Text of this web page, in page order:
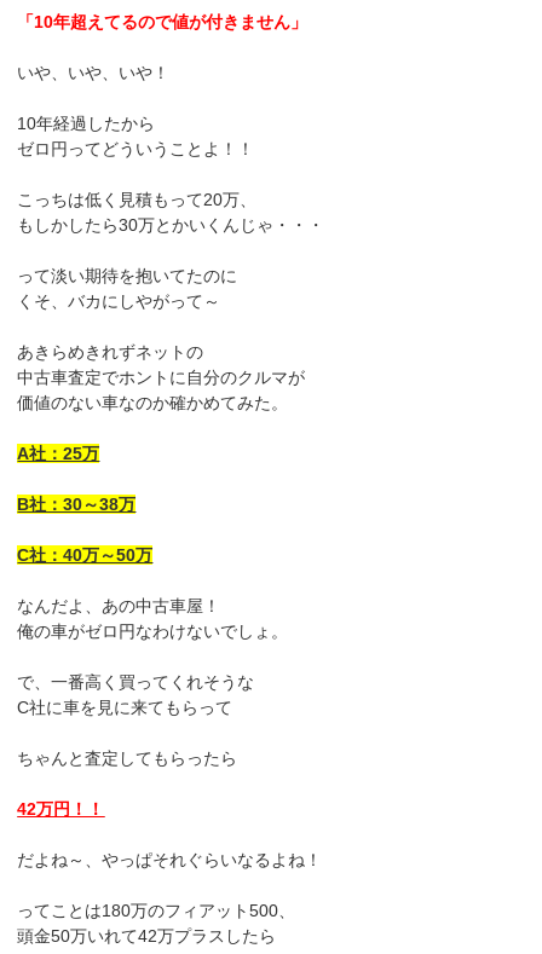
「10年超えてるので値が付きません」
いや、いや、いや！
10年経過したから
ゼロ円ってどういうことよ！！
こっちは低く見積もって20万、
もしかしたら30万とかいくんじゃ・・・
って淡い期待を抱いてたのに
くそ、バカにしやがって～
あきらめきれずネットの
中古車査定でホントに自分のクルマが
価値のない車なのか確かめてみた。
A社：25万
B社：30～38万
C社：40万～50万
なんだよ、あの中古車屋！
俺の車がゼロ円なわけないでしょ。
で、一番高く買ってくれそうな
C社に車を見に来てもらって
ちゃんと査定してもらったら
42万円！！
だよね～、やっぱそれぐらいなるよね！
ってことは180万のフィアット500、
頭金50万いれて42万プラスしたら